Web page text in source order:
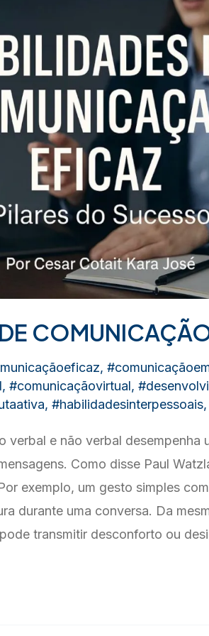
,
, #comunicaçãovirtual,
, #habilidadesinterpessoais,
verbal e não verbal desempenha
Como disse Paul
exemplo, um gesto simples
durante uma conversa. Da
transmitir desconforto ou